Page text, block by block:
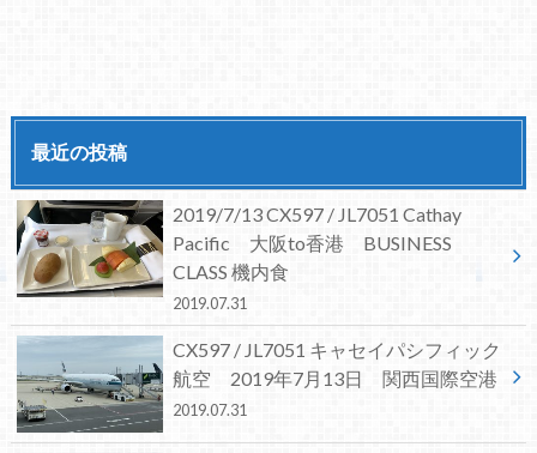
最近の投稿
2019/7/13 CX597 / JL7051 Cathay
Pacific 大阪to香港 BUSINESS
CLASS 機内食
2019.07.31
CX597 / JL7051 キャセイパシフィック
航空 2019年7月13日 関西国際空港
2019.07.31